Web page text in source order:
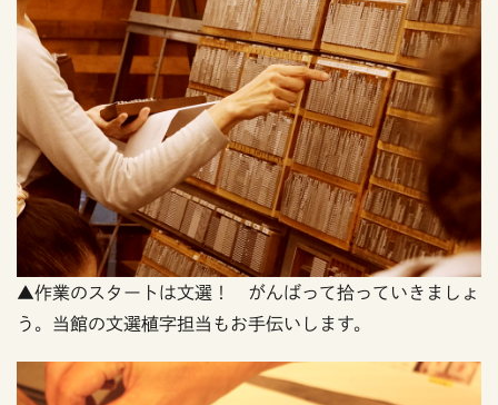
▲作業のスタートは文選！ がんばって拾っていきましょ
う。当館の文選植字担当もお手伝いします。